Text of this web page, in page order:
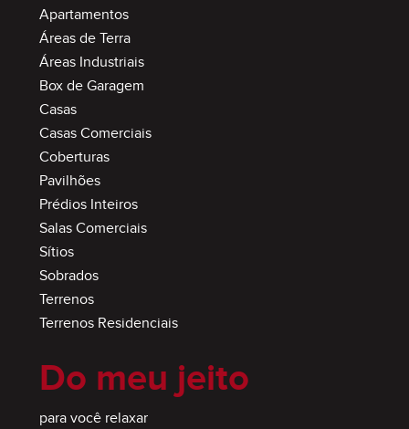
Apartamentos
Áreas de Terra
Áreas Industriais
Box de Garagem
Casas
Casas Comerciais
Coberturas
Pavilhões
Prédios Inteiros
Salas Comerciais
Sítios
Sobrados
Terrenos
Terrenos Residenciais
Do meu jeito
para você relaxar